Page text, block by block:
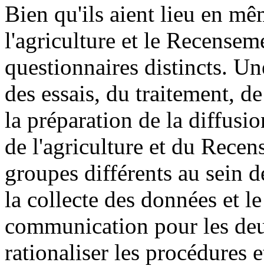
Bien qu'ils aient lieu en
l'agriculture et le
questionnaires distincts.
des essais, du traitement,
la préparation de la
de l'agriculture et du
groupes différents au sein
la collecte des données et
communication pour les
rationaliser les procédures